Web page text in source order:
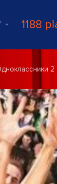
1188
2